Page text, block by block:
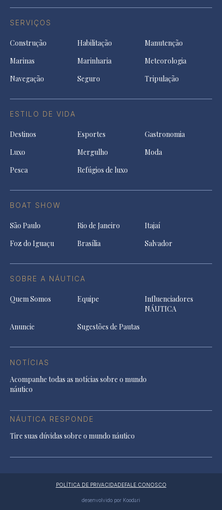
SERVIÇOS
Construção Habilitação
Manutenção
Marinas
Marinharia
Meteorologia
Navegação
Seguro Tripulação
ESTILO DE VIDA
Destinos Esportes
Gastronomia
Luxo
Mergulho
Moda
Pesca
Refúgios de luxo
BOAT SHOW
São Paulo Rio de Janeiro
Itajaí
Foz do Iguaçu
Brasília Salvador
SOBRE A NÁUTICA
Quem Somos Equipe
Influenciadores
NÁUTICA
Anuncie
Sugestões de Pautas
NOTÍCIAS
Acompanhe todas as notícias sobre o mundo
náutico
NÁUTICA RESPONDE
Tire suas dúvidas sobre o mundo náutico
POLÍTICA DE PRIVACIDADEFALE CONOSCO
desenvolvido por Koodari